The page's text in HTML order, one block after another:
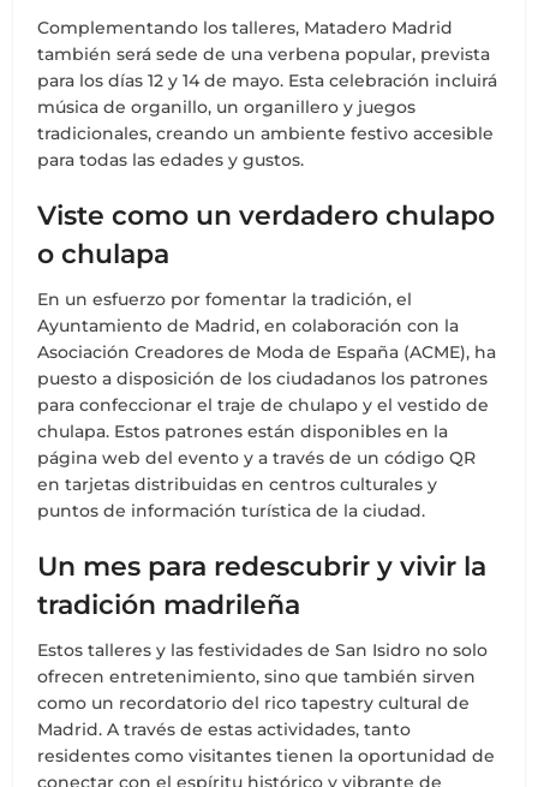
Complementando los talleres, Matadero Madrid
también será sede de una verbena popular, prevista
para los días 12 y 14 de mayo. Esta celebración incluirá
música de organillo, un organillero y juegos
tradicionales, creando un ambiente festivo accesible
para todas las edades y gustos.
Viste como un verdadero chulapo
o chulapa
En un esfuerzo por fomentar la tradición, el
Ayuntamiento de Madrid, en colaboración con la
Asociación Creadores de Moda de España (ACME), ha
puesto a disposición de los ciudadanos los patrones
para confeccionar el traje de chulapo y el vestido de
chulapa. Estos patrones están disponibles en la
página web del evento y a través de un código QR
en tarjetas distribuidas en centros culturales y
puntos de información turística de la ciudad.
Un mes para redescubrir y vivir la
tradición madrileña
Estos talleres y las festividades de San Isidro no solo
ofrecen entretenimiento, sino que también sirven
como un recordatorio del rico tapestry cultural de
Madrid. A través de estas actividades, tanto
residentes como visitantes tienen la oportunidad de
conectar con el espíritu histórico y vibrante de